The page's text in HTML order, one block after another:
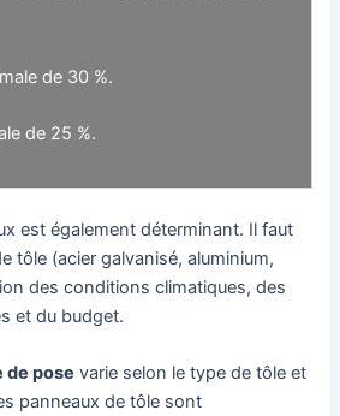
de 30 %.
de 25 %.
est également déterminant. Il faut
tôle (acier galvanisé, aluminium,
des conditions climatiques, des
et du budget.
de pose varie selon le type de tôle et
panneaux de tôle sont